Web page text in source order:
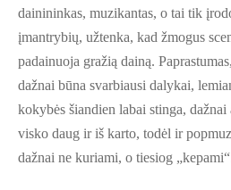
dainininkas, muzikantas, o tai tik
įmantrybių, užtenka, kad žmogus
padainuoja gražią dainą.
dažnai būna svarbiausi dalykai,
kokybės šiandien labai stinga,
visko daug ir iš karto, todėl ir
dažnai ne kuriami, o tiesiog